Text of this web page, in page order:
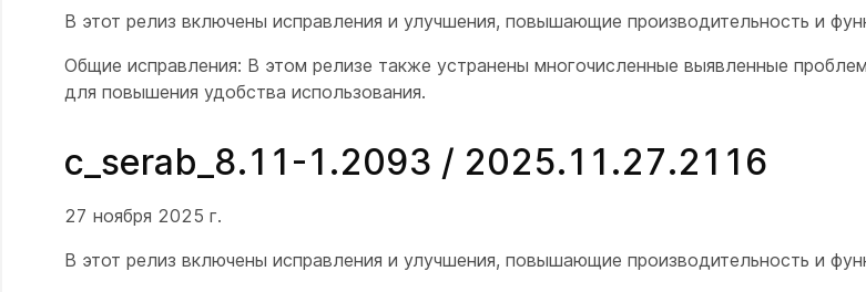
В этот релиз включены исправления и улучшения, повышающие производительность и
Общие исправления: В этом релизе также устранены многочисленные выявленные
для повышения удобства использования.
c_serab_8.11-1.2093 / 2025.11.27.2116
27 ноября 2025 г.
В этот релиз включены исправления и улучшения, повышающие производительность и